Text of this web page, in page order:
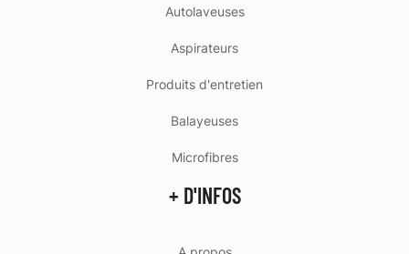
Autolaveuses
Aspirateurs
Produits d'entretien
Balayeuses
Microfibres
+ D'INFOS